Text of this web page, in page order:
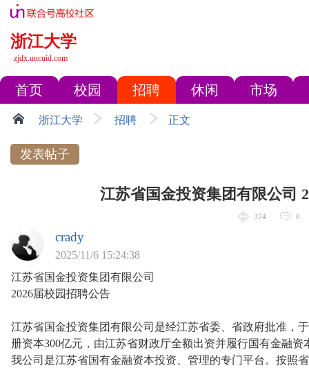
浙江大学
zjdx.uncuid.com
首页 校园 招聘 休闲 市场
浙江大学 招聘 正文
发表帖子
江苏省国金投资集团有限公司
374 0
crady
2025/11/6 15:24:38
江苏省国金投资集团有限公司
2026届校园招聘公告
江苏省国金投资集团有限公司是经江苏省委、省政府批准，
册资本300亿元，由江苏省财政厅全额出资并履行国有金融资
我公司是江苏省国有金融资本投资、管理的专门平台。按照